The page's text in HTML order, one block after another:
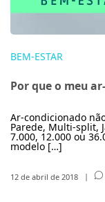
BEM-ESTAR
Por que o meu
Ar-condicionado
Parede, Multi-split,
7.000, 12.000 ou
modelo […]
12 de abril de 2018 |